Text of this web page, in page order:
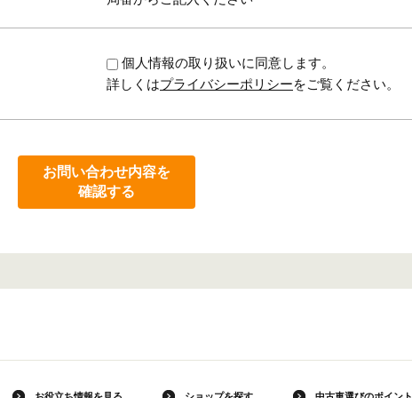
個人情報の取り扱いに同意します。
詳しくはプライバシーポリシーをご覧ください。
お問い合わせ内容を
確認する